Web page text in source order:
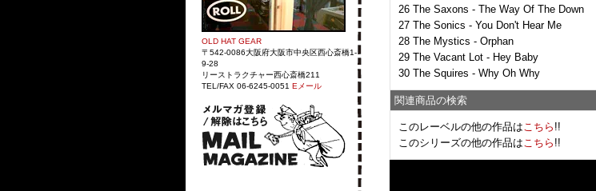
OLD HAT GEAR
〒542-0086大阪府大阪市中央区西心斎橋1-
9-28
リーストラクチャー西心斎橋211
TEL/FAX 06-6245-0051 Eメール
26 The Saxons - The Way Of The Down
27 The Sonics - You Don't Hear Me
28 The Mystics - Orphan
29 The Vacant Lot - Hey Baby
30 The Squires - Why Oh Why
関連商品の検索
このレーベルの他の作品はこちら !!
このシリーズの他の作品はこちら !!